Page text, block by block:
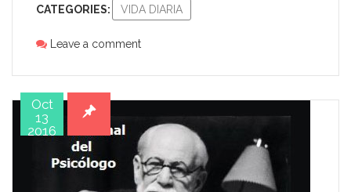
CATEGORIES: VIDA DIARIA
Leave a comment
Oct
13
2016